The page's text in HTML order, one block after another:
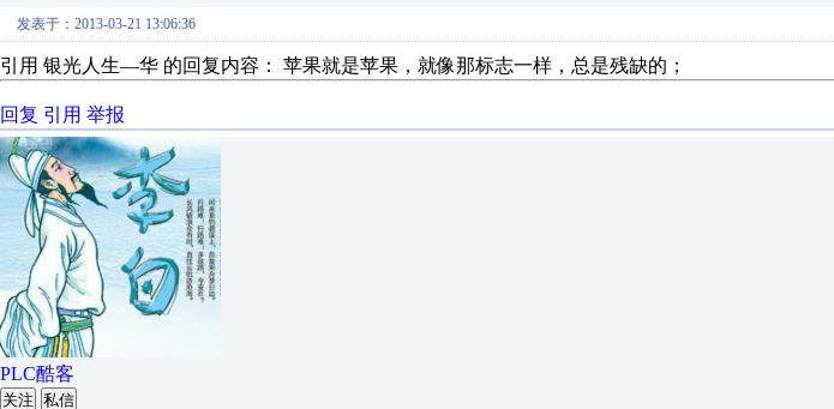
发表于：2013-03-21 13:06:36
引用 银光人生—华 的回复内容： 苹果就是苹果，就像那标志一样，总是残缺的；
回复 引用 举报
PLC酷客
关注 私信